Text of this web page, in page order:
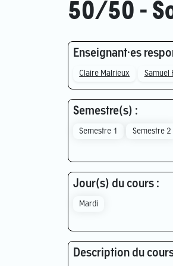
50/50 -
Enseignant·es
Claire Malrieux Samuel
Semestre(s) :
Semestre 1 Semestre 2
Jour(s) du cours :
Mardi
Description du